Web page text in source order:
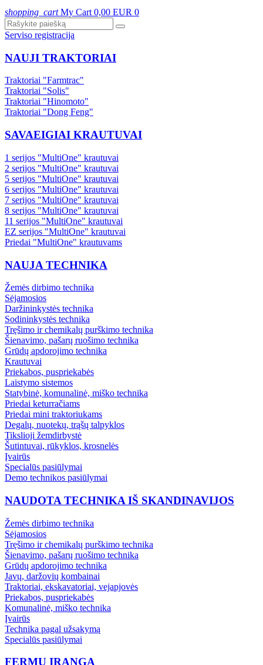
shopping_cart My Cart 0,00 EUR 0
Serviso registracija
NAUJI TRAKTORIAI
Traktoriai "Farmtrac"
Traktoriai "Solis"
Traktoriai "Hinomoto"
Traktoriai "Dong Feng"
SAVAEIGIAI KRAUTUVAI
1 serijos "MultiOne" krautuvai
2 serijos "MultiOne" krautuvai
5 serijos "MultiOne" krautuvai
6 serijos "MultiOne" krautuvai
7 serijos "MultiOne" krautuvai
8 serijos "MultiOne" krautuvai
11 serijos "MultiOne" krautuvai
EZ serijos "MultiOne" krautuvai
Priedai "MultiOne" krautuvams
NAUJA TECHNIKA
Žemės dirbimo technika
Sėjamosios
Daržininkystės technika
Sodininkystės technika
Tręšimo ir chemikalų purškimo technika
Šienavimo, pašarų ruošimo technika
Grūdų apdorojimo technika
Krautuvai
Priekabos, puspriekabės
Laistymo sistemos
Statybinė, komunalinė, miško technika
Priedai keturračiams
Priedai mini traktoriukams
Degalų, nuotekų, trąšų talpyklos
Tikslioji žemdirbystė
Šutintuvai, rūkyklos, krosnelės
Įvairūs
Specialūs pasiūlymai
Demo technikos pasiūlymai
NAUDOTA TECHNIKA IŠ SKANDINAVIJOS
Žemės dirbimo technika
Sėjamosios
Tręšimo ir chemikalų purškimo technika
Šienavimo, pašarų ruošimo technika
Grūdų apdorojimo technika
Javų, daržovių kombainai
Traktoriai, ekskavatoriai, vejapjovės
Priekabos, puspriekabės
Komunalinė, miško technika
Įvairūs
Technika pagal užsakymą
Specialūs pasiūlymai
FERMŲ ĮRANGA